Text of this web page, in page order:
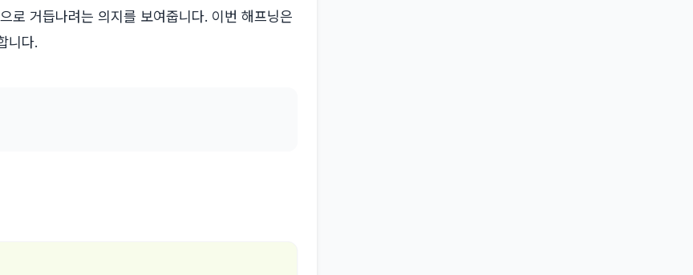
로 거듭나려는 의지를 보여줍니다. 이번 해프닝은
니다.